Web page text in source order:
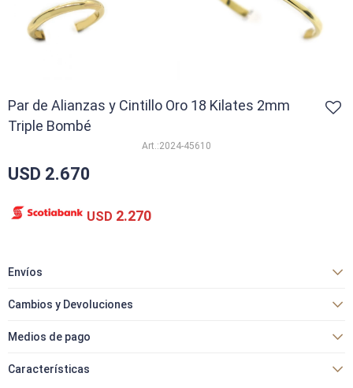
Par de Alianzas y Cintillo Oro 18 Kilates 2mm
Triple Bombé
2024-45610
USD 2.670
USD 2.270
Envíos
Cambios y Devoluciones
Medios de pago
Características